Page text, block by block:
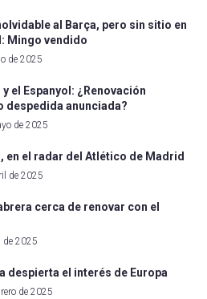
al Barça, pero sin sitio en
Mingo vendido
de 2025
el Espanyol: ¿Renovación
despedida anunciada?
de 2025
en el radar del Atlético de Madrid
de 2025
cerca de renovar con el
de 2025
despierta el interés de Europa
de 2025